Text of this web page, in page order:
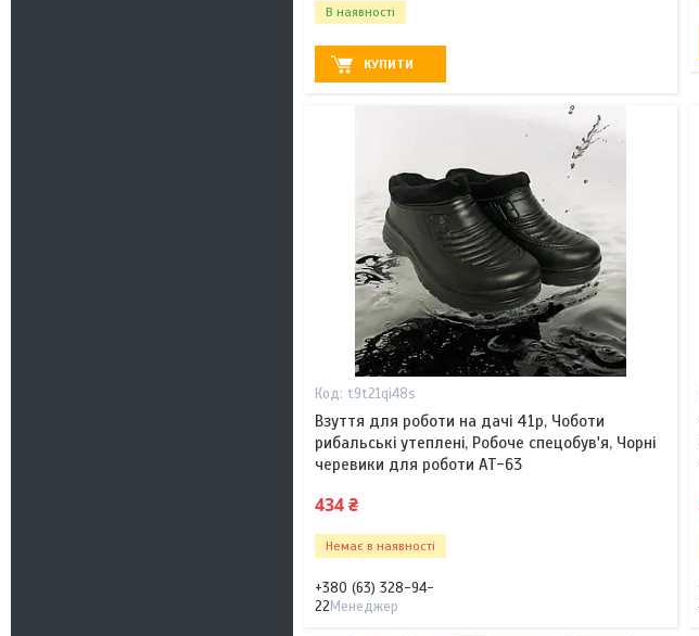
В наявності
КУПИТИ
t9t21qi48s
Взуття для роботи на дачі 41р, Чоботи
рибальські утеплені, Робоче спецобув'я, Чорні
черевики для роботи AT-63
434 ₴
Немає в наявності
+380 (63) 328-94-
22Менеджер